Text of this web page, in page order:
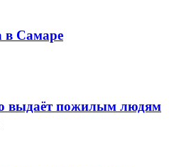
в Самаре
выдаёт пожилым людям